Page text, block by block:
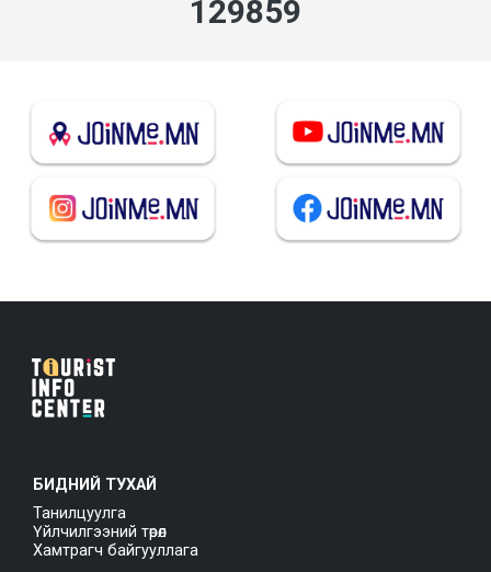
139135
БИДНИЙ ТУХАЙ
Танилцуулга
Үйлчилгээний төрөл
Хамтрагч байгууллага